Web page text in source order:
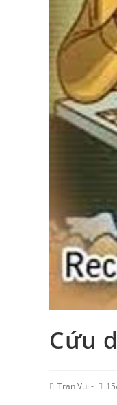
Cứu
PostTran Vu
Post